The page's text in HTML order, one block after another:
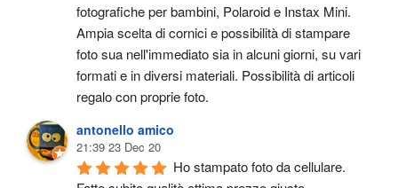
fotografiche per bambini, Polaroid e Instax Mini.
Ampia scelta di cornici e possibilità di stampare
foto sua nell'immediato sia in alcuni giorni, su vari
formati e in diversi materiali. Possibilità di articoli
regalo con proprie foto.
antonello amico
21:39 23 Dec 20
Ho stampato foto da cellulare.